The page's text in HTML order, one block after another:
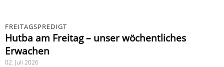
FREITAGSPREDIGT
Hutba am Freitag – unser wöchentliches
Erwachen
02. Juli 2026